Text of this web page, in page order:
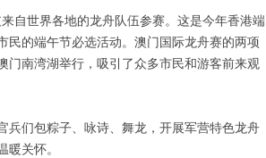
自世界各地的龙舟队伍参赛。这是今年香港端
的端午节必选活动。澳门国际龙舟赛的两项
南湾湖举行，吸引了众多市民和游客前来观
兵们包粽子、咏诗、舞龙，开展军营特色龙舟
关怀。